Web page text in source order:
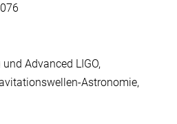
Advanced LIGO
Astronomie